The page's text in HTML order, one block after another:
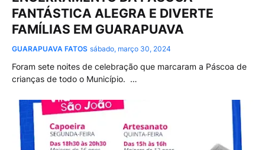
FANTÁSTICA ALEGRA E DIVERTE
FAMÍLIAS EM GUARAPUAVA
GUARAPUAVA FATOS sábado, março 30, 2024
Foram sete noites de celebração que marcaram a Páscoa de
crianças de todo o Município. …